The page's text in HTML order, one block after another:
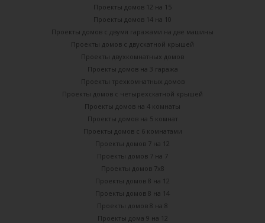
Проекты домов 12 на 15
Проекты домов 14 на 10
Проекты домов с двумя гаражами на две машины
Проекты домов с двускатной крышей
Проекты двухкомнатных домов
Проекты домов на 3 гаража
Проекты трехкомнатных домов
Проекты домов с четырехскатной крышей
Проекты домов на 4 комнаты
Проекты домов на 5 комнат
Проекты домов с 6 комнатами
Проекты домов 7 на 12
Проекты домов 7 на 7
Проекты домов 7х8
Проекты домов 8 на 12
Проекты домов 8 на 14
Проекты домов 8 на 8
Проекты дома 9 на 12